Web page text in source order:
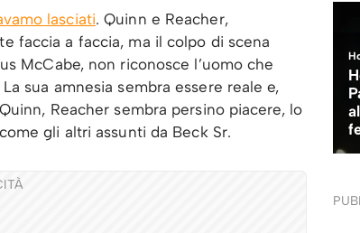
lasciati. Quinn e Reacher,
faccia a faccia, ma il colpo di scena
McCabe, non riconosce l’uomo che
sua amnesia sembra essere reale e,
Reacher sembra persino piacere, lo
gli altri assunti da Beck Sr.